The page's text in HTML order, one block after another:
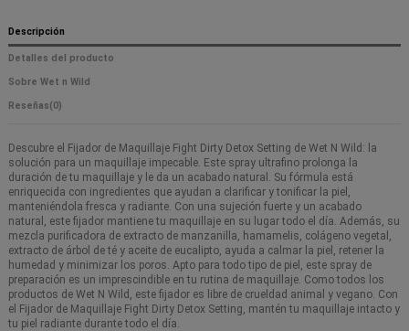
Descripción
Detalles del producto
Sobre Wet n Wild
Reseñas(0)
Descubre el Fijador de Maquillaje Fight Dirty Detox Setting de Wet N Wild: la
solución para un maquillaje impecable. Este spray ultrafino prolonga la
duración de tu maquillaje y le da un acabado natural. Su fórmula está
enriquecida con ingredientes que ayudan a clarificar y tonificar la piel,
manteniéndola fresca y radiante. Con una sujeción fuerte y un acabado
natural, este fijador mantiene tu maquillaje en su lugar todo el día. Además, su
mezcla purificadora de extracto de manzanilla, hamamelis, colágeno vegetal,
extracto de árbol de té y aceite de eucalipto, ayuda a calmar la piel, retener la
humedad y minimizar los poros. Apto para todo tipo de piel, este spray de
preparación es un imprescindible en tu rutina de maquillaje. Como todos los
productos de Wet N Wild, este fijador es libre de crueldad animal y vegano. Con
el Fijador de Maquillaje Fight Dirty Detox Setting, mantén tu maquillaje intacto y
tu piel radiante durante todo el día.